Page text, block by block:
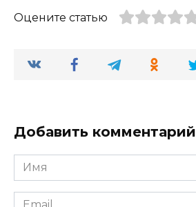
Оцените статью
Добавить комментарий
Имя
*
Email